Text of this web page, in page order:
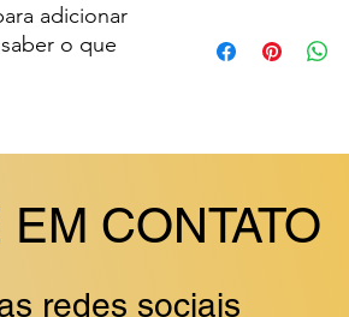
adicionar
o que
compras com
seus métodos de
CONTATO
redes sociais